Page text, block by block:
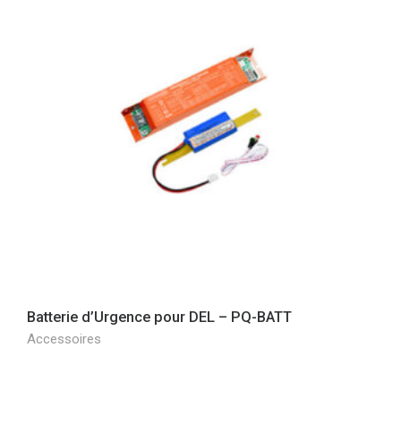
Batterie d’Urgence pour DEL – PQ-BATT
Accessoires